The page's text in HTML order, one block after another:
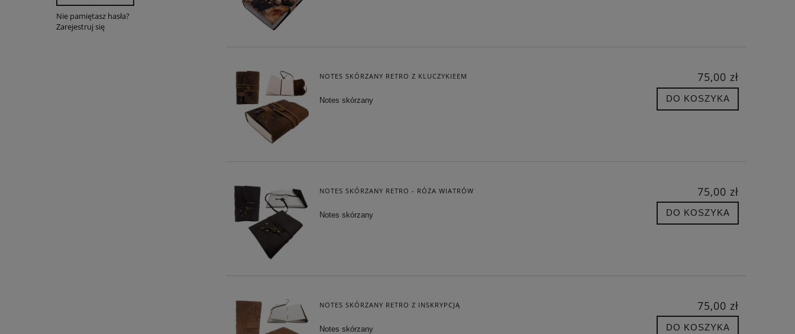
Nie pamiętasz hasła?
Zarejestruj się
NOTES SKÓRZANY RETRO Z KLUCZYKIEEM
Notes skórzany
75,00 zł
DO KOSZYKA
NOTES SKÓRZANY RETRO - RÓŻA WIATRÓW
Notes skórzany
75,00 zł
DO KOSZYKA
NOTES SKÓRZANY RETRO Z INSKRYPCJĄ
Notes skórzany
75,00 zł
DO KOSZYKA